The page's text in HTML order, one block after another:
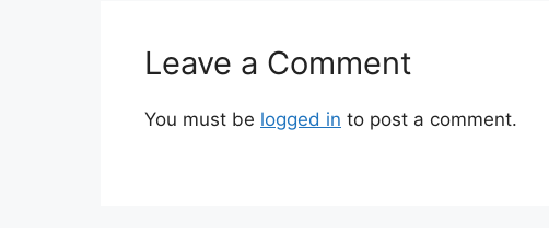
Leave a Comment
You must be logged in to post a comment.